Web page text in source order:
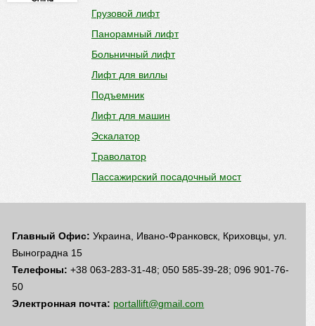
Грузовой лифт
Панорамный лифт
Больничный лифт
Лифт для виллы
Подъемник
Лифт для машин
Эскалатор
Tраволатор
Пассажирский посадочный мост
Главный Офис: Украина, Ивано-Франковск, Криховцы, ул.
Выноградна 15
Телефоны: +38 063-283-31-48; 050 585-39-28; 096 901-76-
50
Электронная почта: portallift@gmail.com